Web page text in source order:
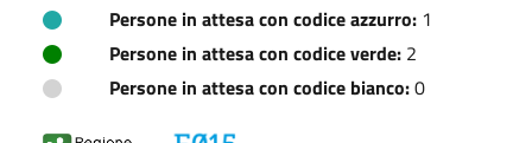
Persone in attesa con codice azzurro: 1
Persone in attesa con codice verde: 2
Persone in attesa con codice bianco:0